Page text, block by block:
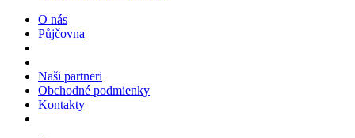
O nás
Půjčovna
Naši partneri
Obchodné podmienky
Kontakty